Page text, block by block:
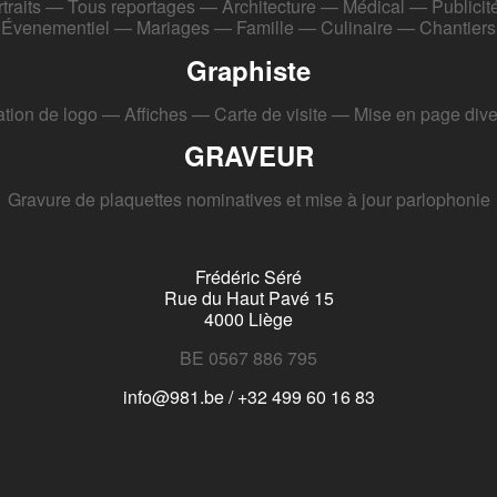
Tous reportages Architecture Médical
Évenementiel
Mariages Famille Culinaire Chantiers
Graphiste
de logo Affiches Carte de visite Mise en page
GRAVEUR
Gravure de plaquettes nominatives et mise à jour parlophonie
Frédéric Séré
Rue du Haut Pavé 15
4000 Liège
BE 0567 886 795
info@981.be / +32 499 60 16 83